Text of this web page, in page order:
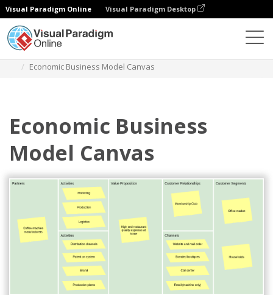
Visual Paradigm Online Visual Paradigm Desktop
Economic Business Model Canvas
Economic Business
Model Canvas